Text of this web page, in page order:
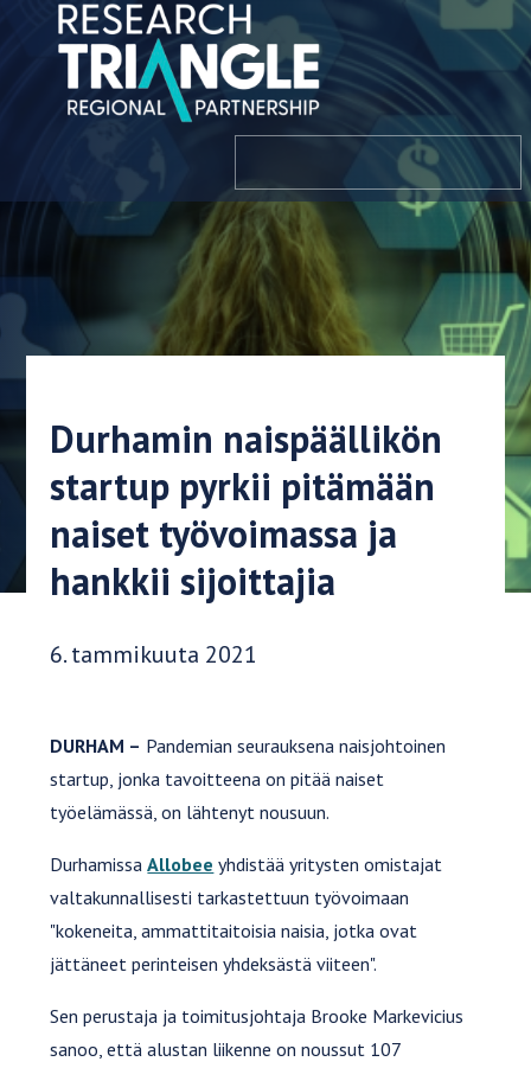
Siirry sisältöön
valikosta
Durhamin naispäällikön
startup pyrkii pitämään
naiset työvoimassa ja
hankkii sijoittajia
Julkaisupäivä:
6. tammikuuta 2021
DURHAM – Pandemian seurauksena naisjohtoinen
startup, jonka tavoitteena on pitää naiset
työelämässä, on lähtenyt nousuun.
DurhamissaAllobee yhdistää yritysten omistajat
valtakunnallisesti tarkastettuun työvoimaan
"kokeneita, ammattitaitoisia naisia, jotka ovat
jättäneet perinteisen yhdeksästä viiteen".
Sen perustaja ja toimitusjohtaja Brooke Markevicius
sanoo, että alustan liikenne on noussut 107